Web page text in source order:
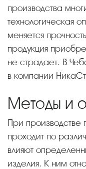
производства
технологическая
меняется
продукция
не страдает. В
в компании
Методы и
При производстве продукции процесс изготовления
проходит по
влияют
изделия. К ним